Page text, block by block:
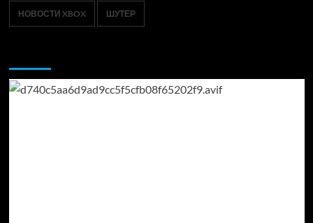
НОВОСТИ XBOX ШУТЕР